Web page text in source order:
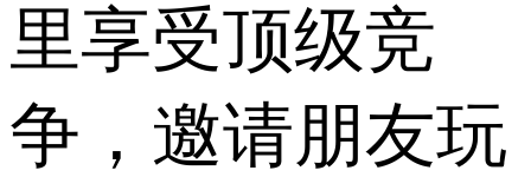
里享受顶级竞
争，邀请朋友玩